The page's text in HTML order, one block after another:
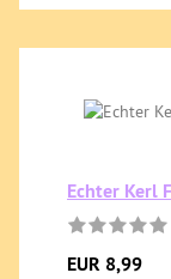
Echter Kerl
EUR 8,99